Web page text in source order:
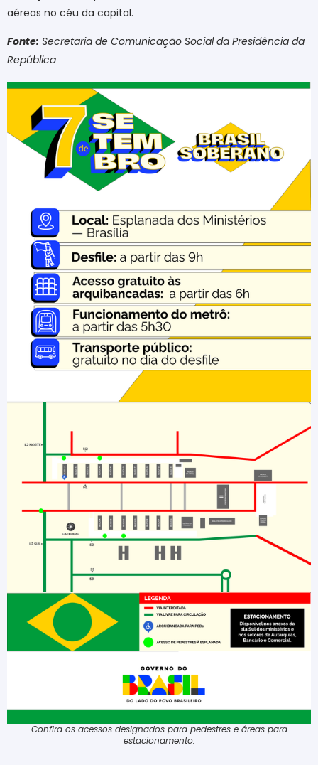
aéreas no céu da capital.
Fonte: Secretaria de Comunicação Social da Presidência da
República
Confira os acessos designados para pedestres e áreas para
estacionamento.